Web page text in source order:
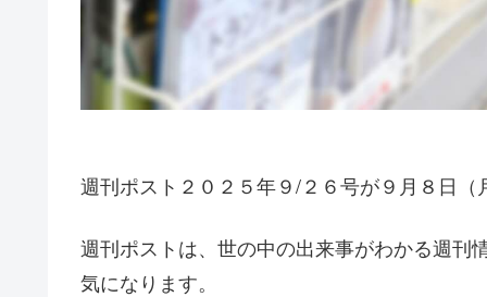
週刊ポスト２０２５年９/２６号が９月８日
週刊ポストは、世の中の出来事がわかる週刊
気になります。